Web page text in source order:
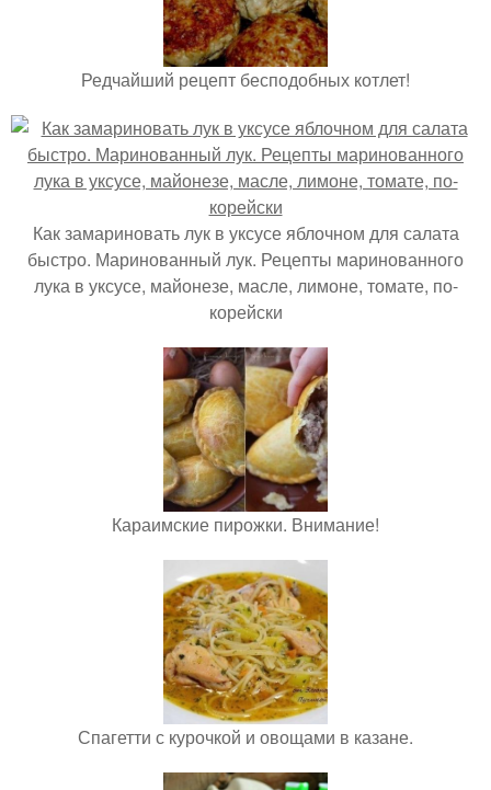
Редчайший рецепт бесподобных котлет!
Как замариновать лук в уксусе яблочном для салата
быстро. Маринованный лук. Рецепты маринованного
лука в уксусе, майонезе, масле, лимоне, томате, по-
корейски
Караимские пирожки. Внимание!
Спагетти с курочкой и овощами в казане.